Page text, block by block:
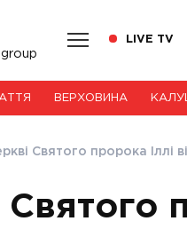
LIVE TV
ВЕРХОВИНА
Святого пророка Іллі